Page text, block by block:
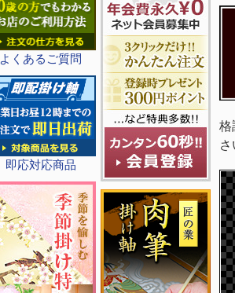
よくあるご質問
即応対応商品
格
さ